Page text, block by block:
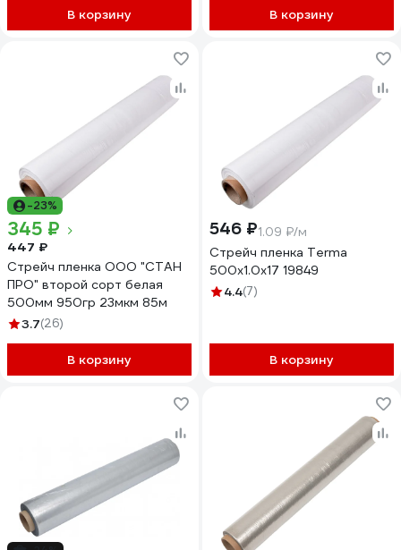
В корзину В корзину
-23%
345 ₽
447 ₽
Стрейч пленка ООО "СТАН
ПРО" второй сорт белая
500мм 950гр 23мкм 85м
3.7(26)
В корзину
546 ₽1.09 ₽/м
Стрейч пленка Terma
500х1.0х17 19849
4.4(7)
В корзину